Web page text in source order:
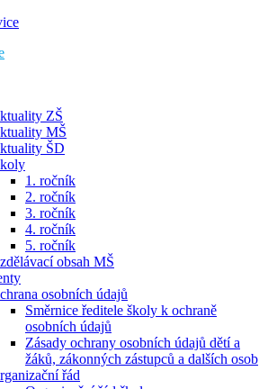
ZŠ
MŠ
ŠD
1. ročník
2. ročník
3. ročník
4. ročník
5. ročník
obsah MŠ
osobních údajů
Směrnice ředitele školy k ochraně
osobních údajů
Zásady ochrany osobních údajů dětí a
žáků, zákonných zástupců a dalších osob
řád